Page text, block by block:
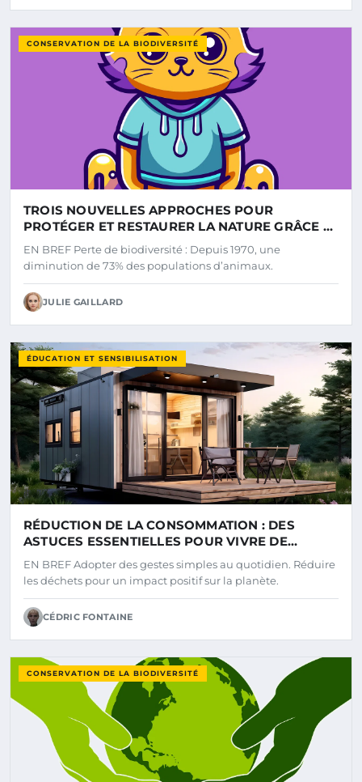
CONSERVATION DE LA BIODIVERSITÉ
TROIS NOUVELLES APPROCHES POUR
PROTÉGER ET RESTAURER LA NATURE GRÂCE À
L’INTELLIGENCE ARTIFICIELLE
EN BREF Perte de biodiversité : Depuis 1970, une
diminution de 73% des populations d’animaux.
JULIE GAILLARD
ÉDUCATION ET SENSIBILISATION
RÉDUCTION DE LA CONSOMMATION : DES
ASTUCES ESSENTIELLES POUR VIVRE DE
MANIÈRE DURABLE
EN BREF Adopter des gestes simples au quotidien. Réduire
les déchets pour un impact positif sur la planète.
CÉDRIC FONTAINE
CONSERVATION DE LA BIODIVERSITÉ